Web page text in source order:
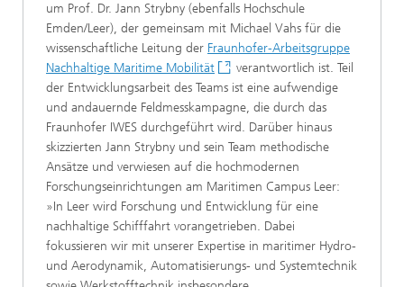
um Prof. Dr. Jann Strybny (ebenfalls Hochschule
Emden/Leer), der gemeinsam mit Michael Vahs für die
wissenschaftliche Leitung der Fraunhofer-Arbeitsgruppe
Nachhaltige Maritime Mobilität
verantwortlich ist. Teil
der Entwicklungsarbeit des Teams ist eine aufwendige
und andauernde Feldmesskampagne, die durch das
Fraunhofer IWES durchgeführt wird. Darüber hinaus
skizzierten Jann Strybny und sein Team methodische
Ansätze und verwiesen auf die hochmodernen
Forschungseinrichtungen am Maritimen Campus Leer:
»In Leer wird Forschung und Entwicklung für eine
nachhaltige Schifffahrt vorangetrieben. Dabei
fokussieren wir mit unserer Expertise in maritimer Hydro-
und Aerodynamik, Automatisierungs- und Systemtechnik